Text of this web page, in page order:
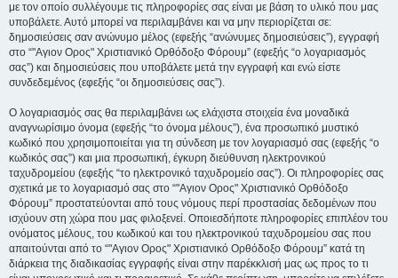
με τον οποίο συλλέγουμε τις πληροφορίες σας είναι με βάση το υλικό που μας
υποβάλετε. Αυτό μπορεί να περιλαμβάνει και να μην περιορίζεται σε:
δημοσιεύσεις σαν ανώνυμο μέλος (εφεξής “ανώνυμες δημοσιεύσεις”), εγγραφή
στο “"Αγιον Ορος" Χριστιανικό Ορθόδοξο Φόρουμ” (εφεξής “ο λογαριασμός
σας”) και δημοσιεύσεις που υποβάλετε μετά την εγγραφή και ενώ είστε
συνδεδεμένος (εφεξής “οι δημοσιεύσεις σας”).
Ο λογαριασμός σας θα περιλαμβάνει ως ελάχιστα στοιχεία ένα μοναδικά
αναγνωρίσιμο όνομα (εφεξής “το όνομα μέλους”), ένα προσωπικό μυστικό
κωδικό που χρησιμοποιείται για τη σύνδεση με τον λογαριασμό σας (εφεξής “ο
κωδικός σας”) και μια προσωπική, έγκυρη διεύθυνση ηλεκτρονικού
ταχυδρομείου (εφεξής “το ηλεκτρονικό ταχυδρομείο σας”). Οι πληροφορίες σας
σχετικά με το λογαριασμό σας στο “"Αγιον Ορος" Χριστιανικό Ορθόδοξο
Φόρουμ” προστατεύονται από τους νόμους περί προστασίας δεδομένων που
ισχύουν στη χώρα που μας φιλοξενεί. Οποιεσδήποτε πληροφορίες επιπλέον του
ονόματος μέλους, του κωδικού και του ηλεκτρονικού ταχυδρομείου σας που
απαιτούνται από το “"Αγιον Ορος" Χριστιανικό Ορθόδοξο Φόρουμ” κατά τη
διάρκεια της διαδικασίας εγγραφής είναι στην παρέκκλισή μας ως προς το τι